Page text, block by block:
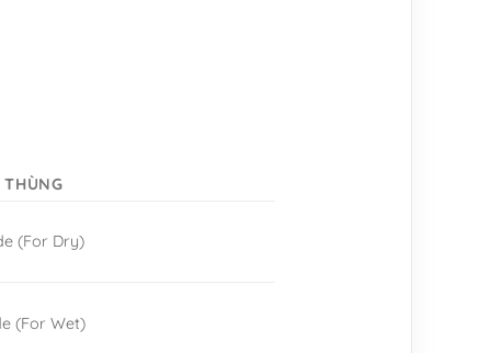
(For Dry)
(For Wet)